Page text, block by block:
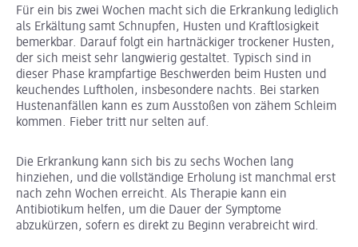
Für ein bis zwei Wochen macht sich die Erkrankung lediglich
als Erkältung samt Schnupfen, Husten und Kraftlosigkeit
bemerkbar. Darauf folgt ein hartnäckiger trockener Husten,
der sich meist sehr langwierig gestaltet. Typisch sind in
dieser Phase krampfartige Beschwerden beim Husten und
keuchendes Luftholen, insbesondere nachts. Bei starken
Hustenanfällen kann es zum Ausstoßen von zähem Schleim
kommen. Fieber tritt nur selten auf.
Die Erkrankung kann sich bis zu sechs Wochen lang
hinziehen, und die vollständige Erholung ist manchmal erst
nach zehn Wochen erreicht. Als Therapie kann ein
Antibiotikum helfen, um die Dauer der Symptome
abzukürzen, sofern es direkt zu Beginn verabreicht wird.